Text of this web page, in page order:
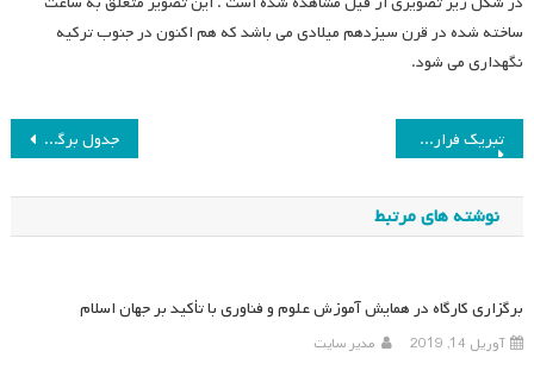
ساخته شده در قرن سیزدهم میلادی می باشد که هم اکنون در جنوب ترکیه
نگهداری می شود.
راهبری
نوشته
جدول برگزاری کارگاه ها در همایش بین المللی آموزش علوم و فناوری با تاکید بر جهان اسلام تبریک فرارسیدن سال تحصیلی جدید
نوشته های مرتبط
برگزاری کارگاه در همایش آموزش علوم و فناوری با تأکید بر جهان اسلام
آوریل 14, 2019 مدیر سایت